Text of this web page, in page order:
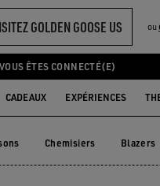
GOLDEN GOOSE US ou
ÊTES CONNECTÉ(E)
CADEAUX EXPÉRIENCES
Chemisiers Blazers